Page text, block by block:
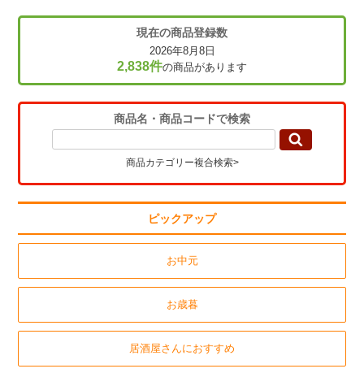
現在の商品登録数
2026年8月8日
2,838件の商品があります
商品名・商品コードで検索
商品カテゴリー複合検索>
ピックアップ
お中元
お歳暮
居酒屋さんにおすすめ